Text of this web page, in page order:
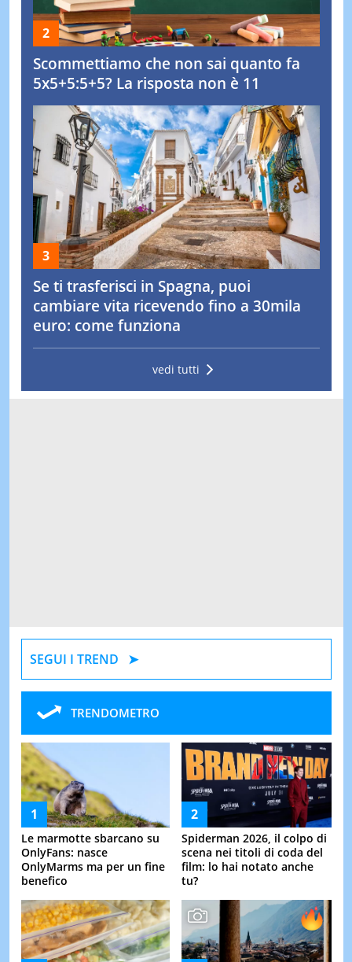
Scommettiamo che non sai quanto fa
5x5+5:5+5? La risposta non è 11
Se ti trasferisci in Spagna, puoi
cambiare vita ricevendo fino a 30mila
euro: come funziona
vedi tutti
SEGUI I TREND
TRENDOMETRO
Le marmotte sbarcano su
OnlyFans: nasce
OnlyMarms ma per un fine
benefico
Spiderman 2026, il colpo di
scena nei titoli di coda del
film: lo hai notato anche
tu?